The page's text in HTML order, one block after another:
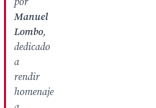
Manuel
Lombo,
dedicado
a
rendir
homenaje